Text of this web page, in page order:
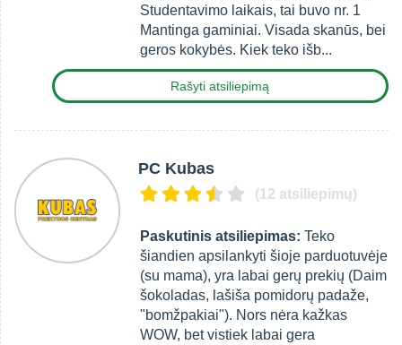
Studentavimo laikais, tai buvo nr. 1
Mantinga gaminiai. Visada skanūs, bei
geros kokybės. Kiek teko išb...
Rašyti atsiliepimą
PC Kubas
(12 atsiliepimų)
Paskutinis atsiliepimas: Teko
šiandien apsilankyti šioje parduotuvėje
(su mama), yra labai gerų prekių (Daim
šokoladas, lašiša pomidorų padaže,
"bomžpakiai"). Nors nėra kažkas
WOW, bet vistiek labai gera